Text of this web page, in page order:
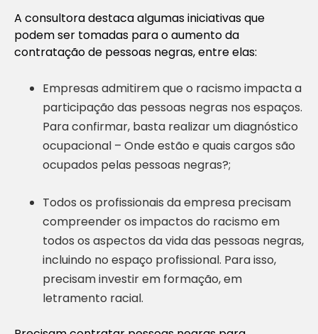
A consultora destaca algumas iniciativas que
podem ser tomadas para o aumento da
contratação de pessoas negras, entre elas:
Empresas admitirem que o racismo impacta a
participação das pessoas negras nos espaços.
Para confirmar, basta realizar um diagnóstico
ocupacional – Onde estão e quais cargos são
ocupados pelas pessoas negras?;
Todos os profissionais da empresa precisam
compreender os impactos do racismo em
todos os aspectos da vida das pessoas negras,
incluindo no espaço profissional. Para isso,
precisam investir em formação, em
letramento racial.